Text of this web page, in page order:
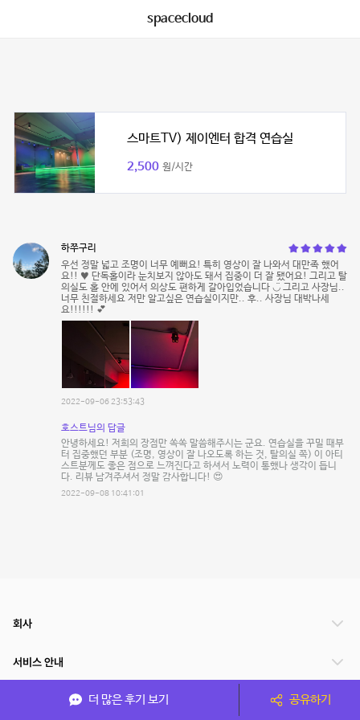
spacecloud
스마트TV) 제이엔터 합격 연습실
2,500 원/시간
하쭈구리
우선 정말 넓고 조명이 너무 예뻐요! 특히 영상이 잘 나와서 대만족 했어
요!! ♥ 단독홀이라 눈치보지 않아도 돼서 집중이 더 잘 됐어요! 그리고 탈
의실도 홀 안에 있어서 의상도 편하게 갈아입었습니다 ◡̈ 그리고 사장님..
너무 친절하세요 저만 알고싶은 연습실이지만.. 후.. 사장님 대박나세
요!!!!!! 💕
2022-09-06 23:53:43
호스트님의 답글
안녕하세요! 저희의 장점만 쏙쏙 말씀해주시는 군요. 연습실을 꾸밀 때부
터 집중했던 부분 (조명, 영상이 잘 나오도록 하는 것, 탈의실 쪽) 이 아티
스트분께도 좋은 점으로 느껴진다고 하셔서 노력이 통했나 생각이 듭니
다. 리뷰 남겨주셔서 정말 감사합니다! 😍
2022-09-08 10:41:01
더 많은 후기 보기 공유하기
회사
서비스 안내